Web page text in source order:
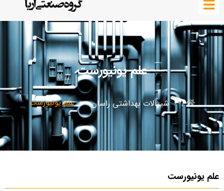
علم یونیورست
شیرآلات بهداشتی راسان علم یونیورست
علم یونیورست